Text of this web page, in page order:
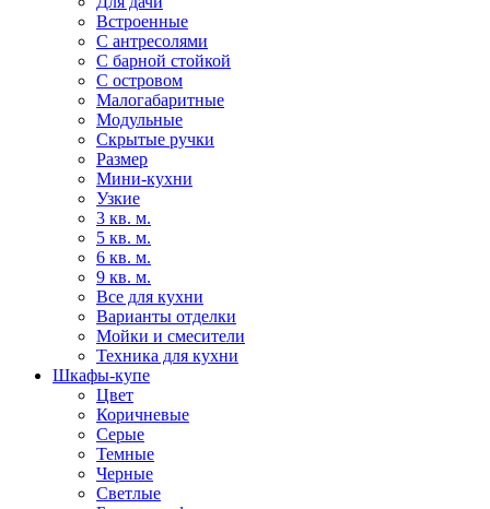
Встроенные
С антресолями
С барной стойкой
С островом
Малогабаритные
Модульные
Скрытые ручки
Размер
Мини-кухни
Узкие
3 кв. м.
5 кв. м.
6 кв. м.
9 кв. м.
Все для кухни
Варианты отделки
Мойки и смесители
Техника для кухни
Шкафы-купе
Цвет
Коричневые
Серые
Темные
Черные
Светлые